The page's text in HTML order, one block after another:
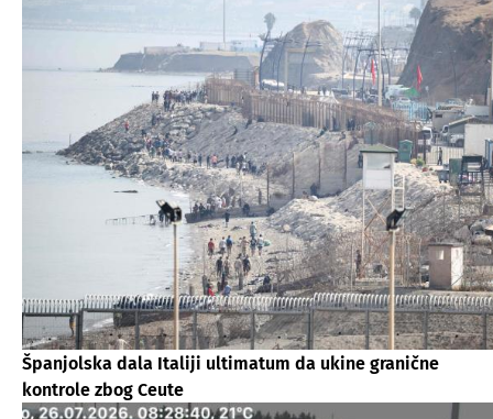
Španjolska dala Italiji ultimatum da ukine granične
kontrole zbog Ceute